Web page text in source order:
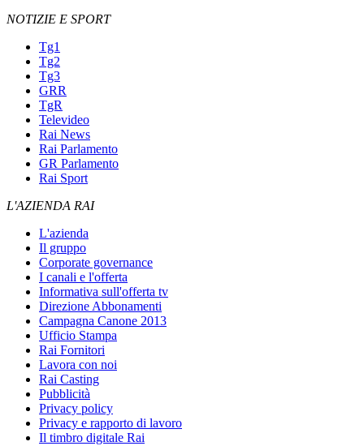
NOTIZIE E SPORT
Tg1
Tg2
Tg3
GRR
TgR
Televideo
Rai News
Rai Parlamento
GR Parlamento
Rai Sport
L'AZIENDA RAI
L'azienda
Il gruppo
Corporate governance
I canali e l'offerta
Informativa sull'offerta tv
Direzione Abbonamenti
Campagna Canone 2013
Ufficio Stampa
Rai Fornitori
Lavora con noi
Rai Casting
Pubblicità
Privacy policy
Privacy e rapporto di lavoro
Il timbro digitale Rai